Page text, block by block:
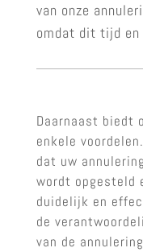
van onze
omdat dit tijd en
Daarnaast biedt
enkele
dat uw
wordt opgesteld
duidelijk en
de
van de